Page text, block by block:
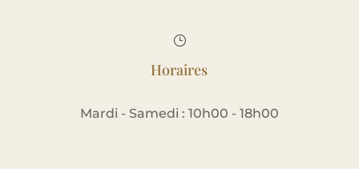
}
Horaires
Mardi - Samedi : 10h00 - 18h00